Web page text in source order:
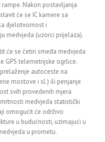
Nakon postavljanja
će se IC kamere sa
djelotvornost i
medvjeda (uzorci prijelaza).
će se četiri smeđa medvjeda
GPS telemetrijske ogrlice.
autoceste na
mostove i sl.) ili penjanje
svih provedenih mjera
medvjeda statistički
omogućit će održivo
u budućnosti, uzimajući u
u prometu.